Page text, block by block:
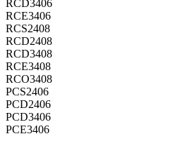
RCD3406
RCE3406
RCS2408
RCD2408
RCD3408
RCE3408
RCO3408
PCS2406
PCD2406
PCD3406
PCE3406